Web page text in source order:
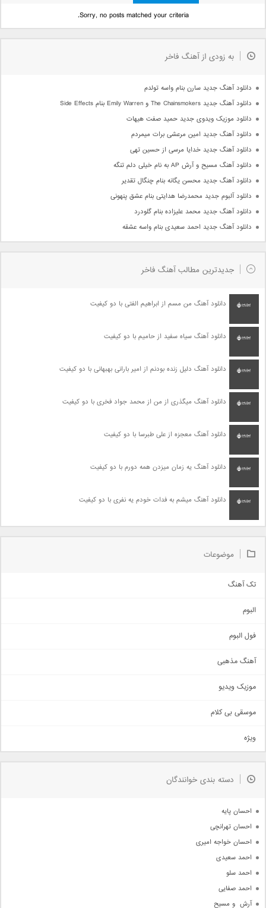
Sorry, no posts matched your criteria.
به زودی از آهنگ فاخر
دانلود آهنگ جدید سارن بنام واسه تولدم
دانلود آهنگ جدید The Chainsmokers و Emily Warren بنام Side Effects
دانلود موزیک ویدوی جدید حمید صفت هیهات
دانلود آهنگ جدید امین مرعشی برات میمردم
دانلود آهنگ جدید خدایا مرسی از حسین تهی
دانلود آهنگ مسیح و آرش AP به نام خیلی دلم تنگه
دانلود آهنگ جدید محسن یگانه بنام چنگال تقدیر
دانلود آلبوم جدید محمدرضا هدایتی بنام عشق پنهونی
دانلود آهنگ جدید محمد علیزاده بنام گلودرد
دانلود آهنگ جدید احمد سعیدی بنام واسه عشقه
جدیدترین مطالب آهنگ فاخر
دانلود آهنگ من مسم از ابراهیم الفتی با دو کیفیت
دانلود آهنگ سیاه سفید از حامیم با دو کیفیت
دانلود آهنگ دلیل زنده بودنم از امیر بارانی بهبهانی با دو کیفیت
دانلود آهنگ میگذری از من از محمد جواد فخری با دو کیفیت
دانلود آهنگ معجزه از علی طبرسا با دو کیفیت
دانلود آهنگ یه زمان میزدن همه دورم با دو کیفیت
دانلود آهنگ میشم به فدات خودم یه نفری با دو کیفیت
موضوعات
تک آهنگ
اجتماعی
حماسی
سنتی
اهنگ بندرعباسی
دمو
مذهبی
جدیدترین ها
البوم
فول البوم
آهنگ مذهبی
موزیک ویدیو
موسقی بی کلام
ویژه
دسته بندی خوانندگان
احسان پایه
احسان تهرانچی
احسان خواجه امیری
احمد سعیدی
احمد سلو
احمد صفایی
آرش  و مسیح